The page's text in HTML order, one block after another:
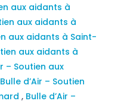
aux aidants à
aux aidants à
aux aidants à Saint-
aux aidants à
– Soutien aux
Bulle d’Air – Soutien
, Bulle d’Air –